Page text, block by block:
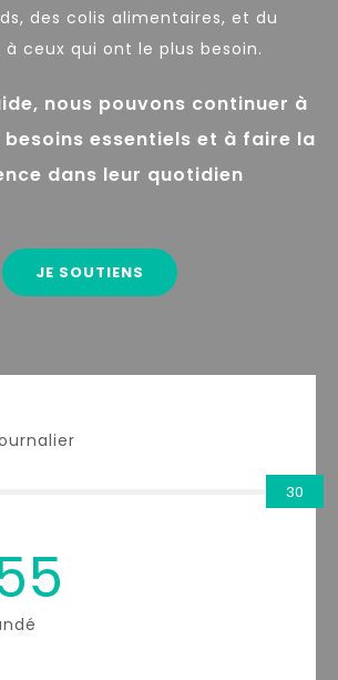
des colis alimentaires, et du
ceux qui ont le plus besoin.
nous pouvons continuer à
essentiels et à faire la
dans leur quotidien
JE SOUTIENS
30